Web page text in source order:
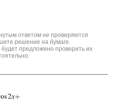
ответом не проверяются
решение на бумаге.
предложено проверить их